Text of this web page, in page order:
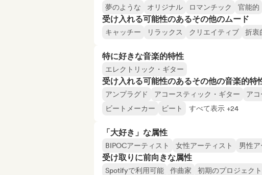
夢のような
オリジナル ロマンチック 官能的
受け入れる可能性のあるその他のムード
キャッチー リラックス クリエイティブ 折衷
特に好きな音楽的特性
エレクトリック・ギター
受け入れる可能性のあるその他の音楽的特
アンプラグド アコースティック・ギター ア
ビートメーカー
ビート すべて表示 +24
「大好き」な属性
BIPOCアーティスト 女性アーティスト 男性ア
受け取りに前向きな属性
Spotifyで利用可能 作曲家 初期のプロジェクト